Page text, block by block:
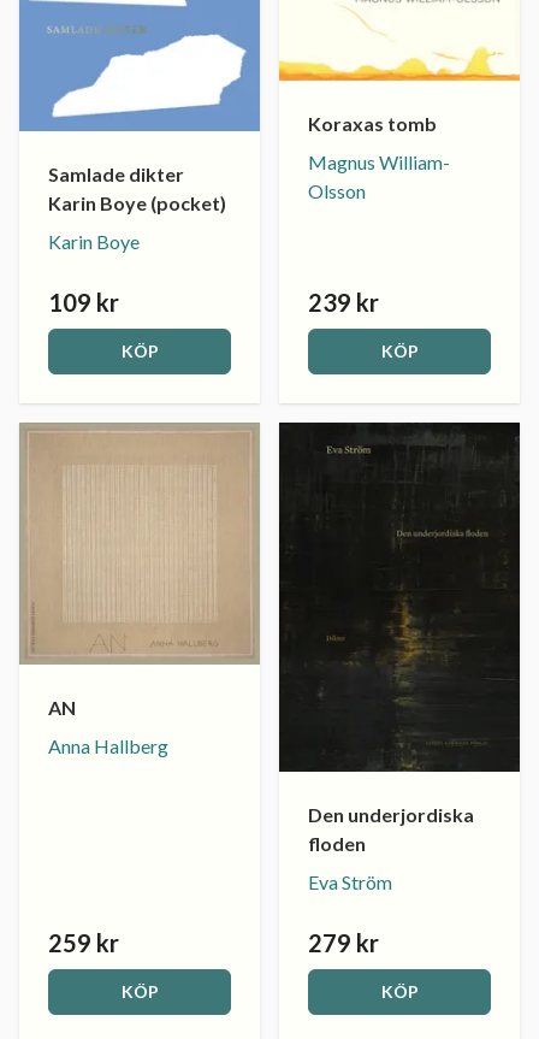
Samlade dikter
Karin Boye (pocket)
Karin Boye
109 kr
KÖP
Koraxas tomb
Magnus William-
Olsson
239 kr
KÖP
AN
Anna Hallberg
259 kr
KÖP
Den underjordiska
floden
Eva Ström
279 kr
KÖP